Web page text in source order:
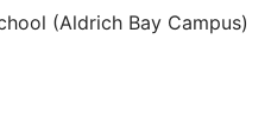
(Aldrich Bay Campus)